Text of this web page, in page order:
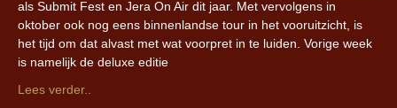
als Submit Fest en Jera On Air dit jaar. Met vervolgens in
oktober ook nog eens binnenlandse tour in het vooruitzicht, is
het tijd om dat alvast met wat voorpret in te luiden. Vorige week
is namelijk de deluxe editie
Lees verder..